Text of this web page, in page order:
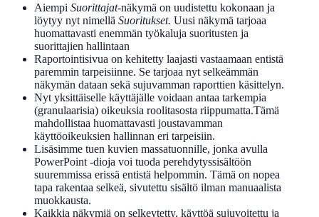
Aiempi Suorittajat-näkymä on uudistettu kokonaan ja
löytyy nyt nimellä Suoritukset. Uusi näkymä tarjoaa
huomattavasti enemmän työkaluja suoritusten ja
suorittajien hallintaan
Raportointisivua on kehitetty laajasti vastaamaan entistä
paremmin tarpeisiinne. Se tarjoaa nyt selkeämmän
näkymän dataan sekä sujuvamman raporttien käsittelyn.
Nyt yksittäiselle käyttäjälle voidaan antaa tarkempia
(granulaarisia) oikeuksia roolitasosta riippumatta.Tämä
mahdollistaa huomattavasti joustavamman
käyttöoikeuksien hallinnan eri tarpeisiin.
Lisäsimme tuen kuvien massatuonnille, jonka avulla
PowerPoint -dioja voi tuoda perehdytyssisältöön
suuremmissa erissä entistä helpommin. Tämä on nopea
tapa rakentaa selkeä, sivutettu sisältö ilman manuaalista
muokkausta.
Kaikkia näkymiä on selkeytetty, käyttöä sujuvoitettu ja